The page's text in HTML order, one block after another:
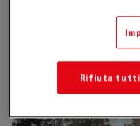
Rifiuta tutti